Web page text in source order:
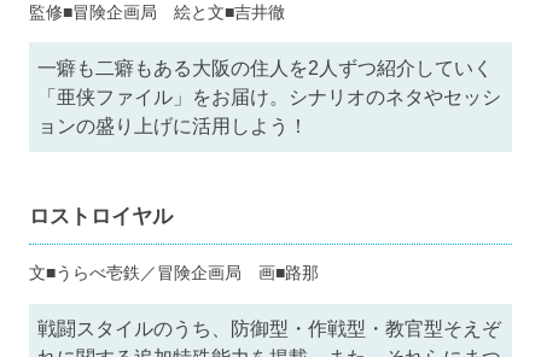
監修■冒険企画局 絵と文■吉井徹
一癖も二癖もある大阪の住人を2人ずつ紹介していく
「亜侠ファイル」をお届け。シナリオのネタやセッシ
ョンの盛り上げに活用しよう！
ロストロイヤル
文■うらべ壱鉄／冒険企画局 画■路那
戦闘スタイルのうち、防御型・作戦型・教官型そえぞ